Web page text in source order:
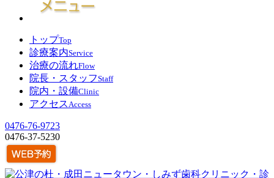
トップTop
診療案内Service
治療の流れFlow
院長・スタッフStaff
院内・設備Clinic
アクセス Access
0476-76-9723
0476-37-5230